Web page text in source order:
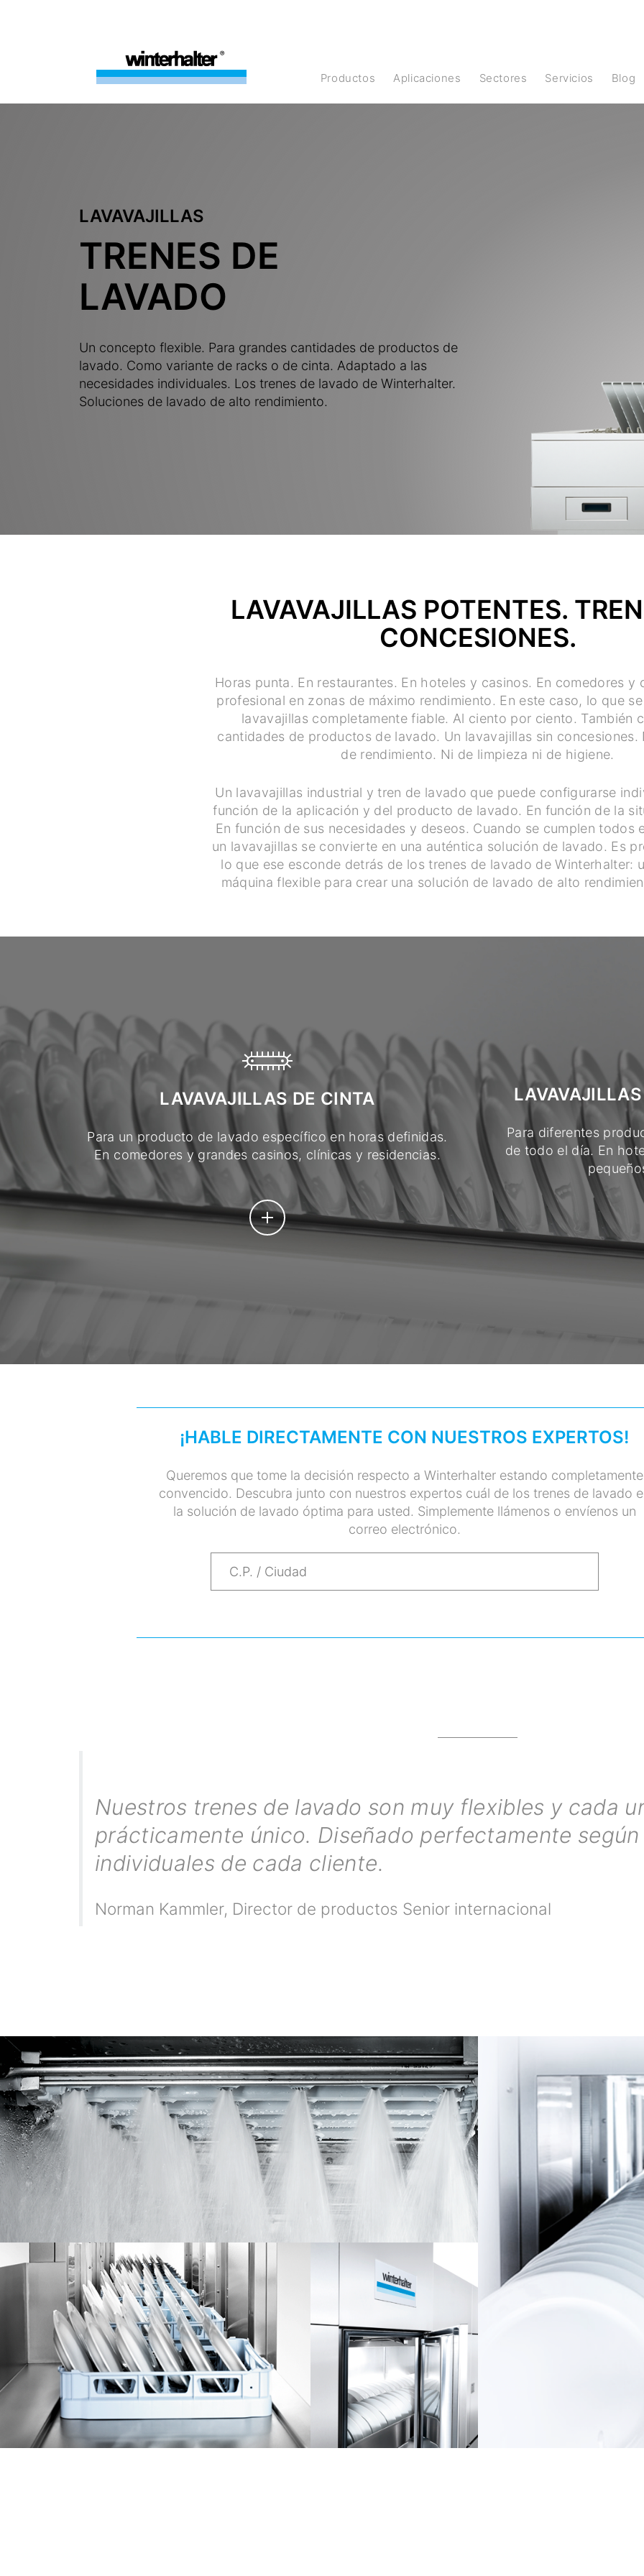
Productos Aplicaciones Sectores Servicios Blog
LAVAVAJILLAS
TRENES DE
LAVADO
Un concepto flexible. Para grandes cantidades de productos de
lavado. Como variante de racks o de cinta. Adaptado a las
necesidades individuales. Los trenes de lavado de Winterhalter.
Soluciones de lavado de alto rendimiento.
LAVAVAJILLAS POTENTES.
CONCESIONES.
Horas punta. En restaurantes. En hoteles y casinos. En comedores y
profesional en zonas de máximo rendimiento. En este caso, lo que
lavavajillas completamente fiable. Al ciento por ciento. También
cantidades de productos de lavado. Un lavavajillas sin concesiones.
de rendimiento. Ni de limpieza ni de higiene.
Un lavavajillas industrial y tren de lavado que puede configurarse
función de la aplicación y del producto de lavado. En función de la
En función de sus necesidades y deseos. Cuando se cumplen todos
un lavavajillas se convierte en una auténtica solución de lavado. Es
lo que ese esconde detrás de los trenes de lavado de Winterhalter:
máquina flexible para crear una solución de lavado de alto
LAVAVAJILLAS DE CINTA
Para un producto de lavado específico en horas definidas.
En comedores y grandes casinos, clínicas y residencias.
Para diferentes
de todo el día. En
¡HABLE DIRECTAMENTE CON NUESTROS EXPERTOS!
Queremos que tome la decisión respecto a Winterhalter estando completamente
convencido. Descubra junto con nuestros expertos cuál de los trenes de lavado
la solución de lavado óptima para usted. Simplemente llámenos o envíenos un
correo electrónico.
Nuestros trenes de lavado son muy flexibles y cada
prácticamente único. Diseñado perfectamente
individuales de cada cliente.
Norman Kammler, Director de productos Senior internacional